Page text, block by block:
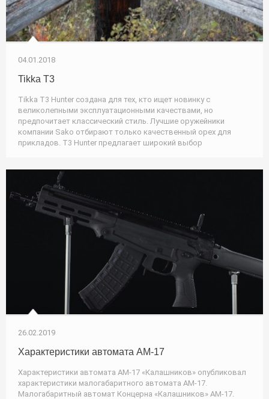
04.01.2018
Tikka T3
Tikka T3 Hunter создана для тех, кто ищет новинку с
великолепными эксплуатационными качествами, но
предпочитает классический стиль. Лучшие оружейники
компании Sako отбирают только качественный орех для
прикладов. T3 Hunter предлагает широкий выбор
26.02.2019
Характеристики автомата АМ-17
Характеристики автомата АМ-17 «Калашников» опубликовал
характеристики малогабаритного автомата АМ-17.
Малогабаритный автомат Концерна «Калашников» АМ-17.